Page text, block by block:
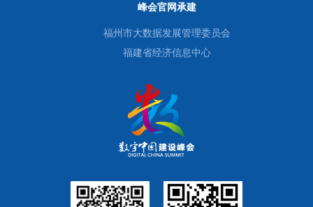
峰会官网承建
福州市大数据发展管理委员会
福建省经济信息中心